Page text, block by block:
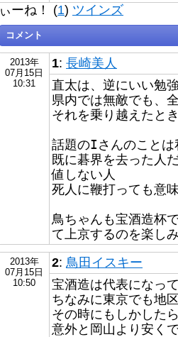
ぃーね！ (1) ツインズ
コメント
2013年
07月15日
10:31
1: 長崎美人
直太は、逆にいい勉
県内では無敵でも、
それを乗り越えたと
話題のIさんのことは
既に碁界を去った人
値しない人
死人に鞭打っても意
鳥ちゃんも宝酒造杯
て上京するのを楽し
2013年
07月15日
10:50
2: 鳥田イスキー
宝酒造は代表になっ
ちなみに東京でも地
その時にもしかした
意外と岡山より安く